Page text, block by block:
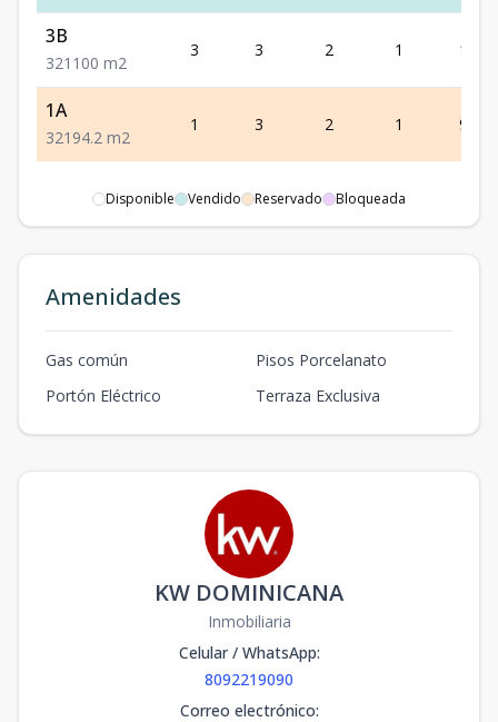
3B
321 100 m2
3 3 2 1 100
1A
321 94.2 m2
1 3 2 1 94.2
Disponible Vendido Reservado Bloqueada
Amenidades
Gas común
Pisos Porcelanato
Portón Eléctrico
Terraza Exclusiva
KW DOMINICANA
Inmobiliaria
Celular / WhatsApp:
8092219090
Correo electrónico: